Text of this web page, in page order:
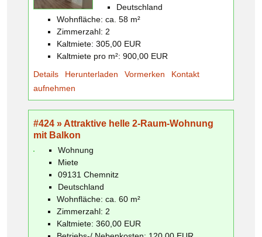
Deutschland
Wohnfläche: ca. 58 m²
Zimmerzahl: 2
Kaltmiete: 305,00 EUR
Kaltmiete pro m²: 900,00 EUR
Details
Herunterladen Vormerken
Kontakt
aufnehmen
#424 » Attraktive helle 2-Raum-Wohnung
mit Balkon
Wohnung
Miete
09131 Chemnitz
Deutschland
Wohnfläche: ca. 60 m²
Zimmerzahl: 2
Kaltmiete: 360,00 EUR